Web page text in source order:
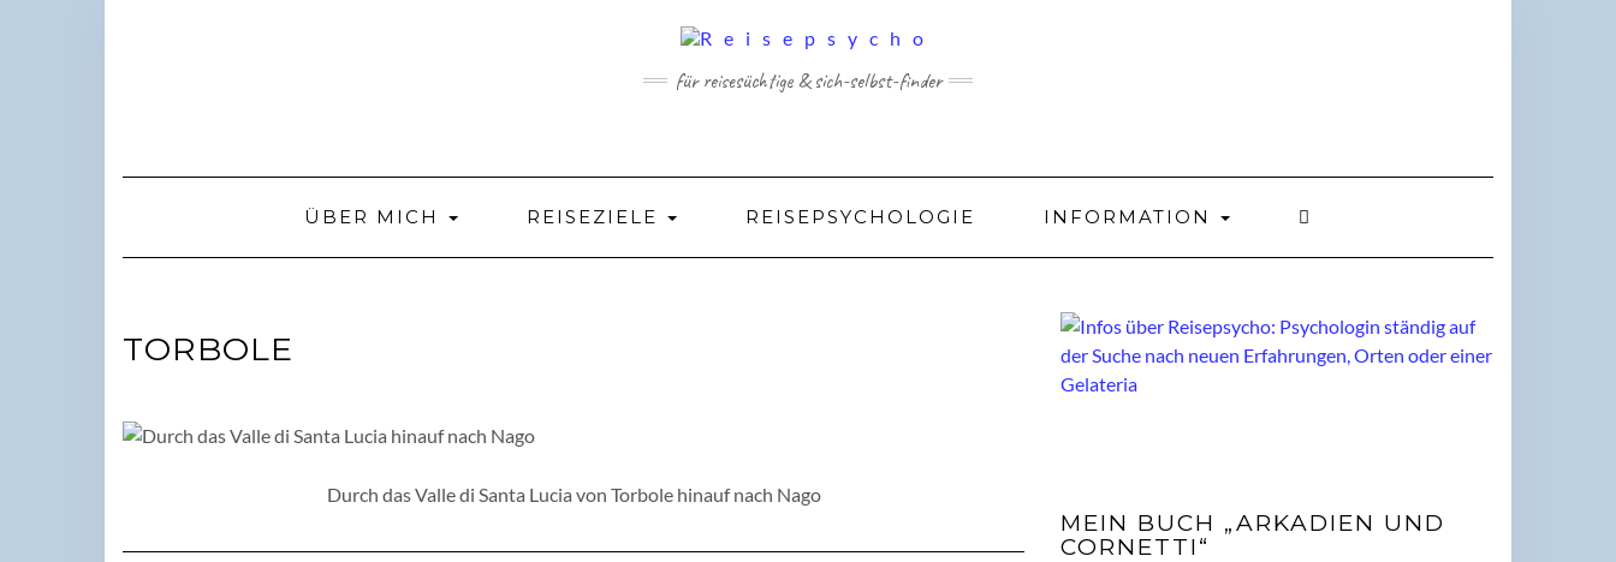
für reisesüchtige & sich-selbst-finder
ÜBER MICH REISEZIELE REISEPSYCHOLOGIE INFORMATION
TORBOLE
Durch das Valle di Santa Lucia von Torbole hinauf nach Nago
MEIN BUCH „ARKADIEN UND
CORNETTI“